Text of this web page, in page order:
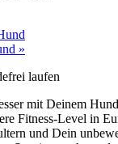
»
mit Deinem
Fitness-Level in
und Dein